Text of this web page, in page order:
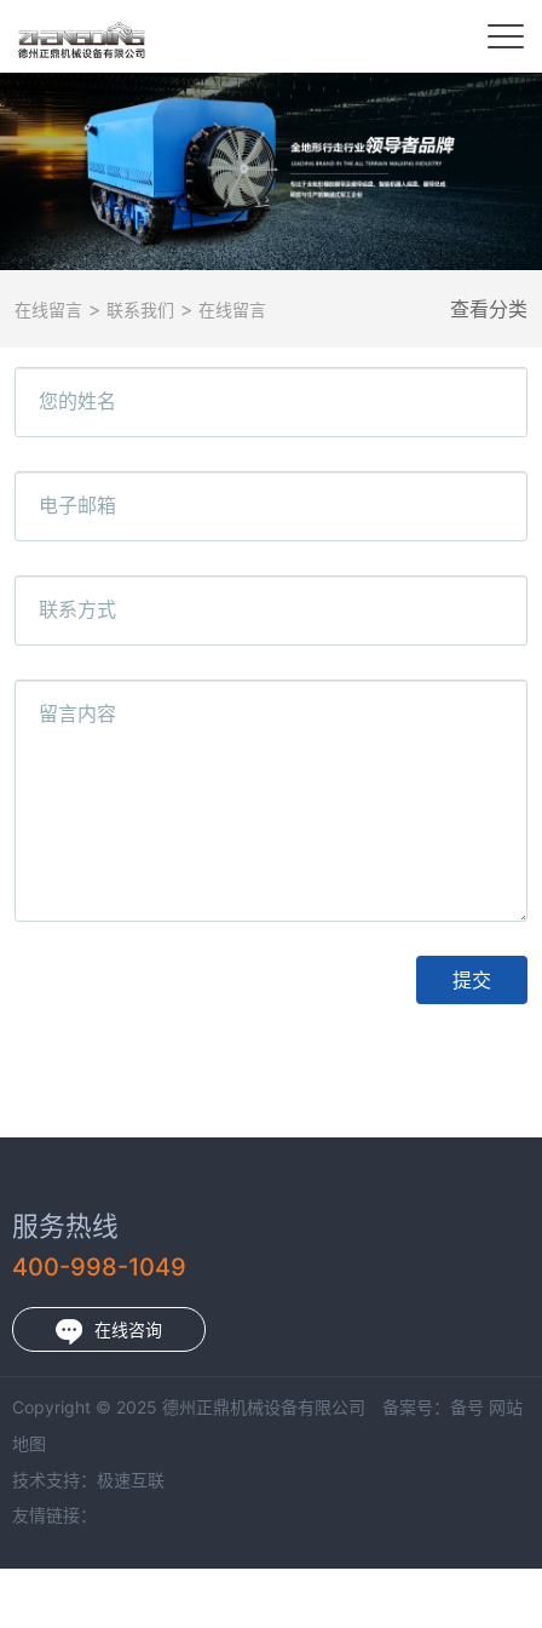
在线留言 > 联系我们 > 在线留言 查看分类
您的姓名
电子邮箱
联系方式
留言内容
服务热线
400-998-1049
在线咨询
Copyright © 2025 德州正鼎机械设备有限公司 备案号： 备号 网站
地图
技术支持： 极速互联
友情链接：